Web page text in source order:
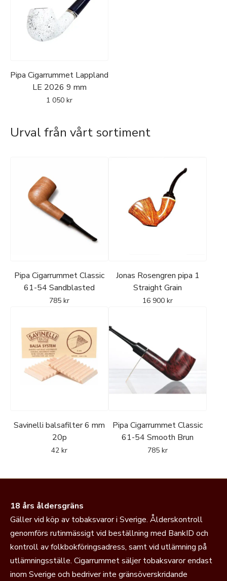
Pipa Cigarrummet Lappland
LE 2026 9 mm
1 050 kr
Urval från vårt sortiment
Pipa Cigarrummet Classic
61-54 Sandblasted
785 kr
Jonas Rosengren pipa 1
Straight Grain
16 900 kr
Savinelli balsafilter 6 mm
20p
42 kr
Pipa Cigarrummet Classic
61-54 Smooth Brun
785 kr
18 års åldersgräns
Gäller vid köp av tobaksvaror i Sverige. Ålderskontroll
genomförs rutinmässigt vid beställning med BankID och
kontroll av folkbokföringsadress, samt vid utlämning på
utlämningsställe. Cigarrummet säljer tobaksvaror endast
inom Sverige och bedriver inte gränsöverskridande